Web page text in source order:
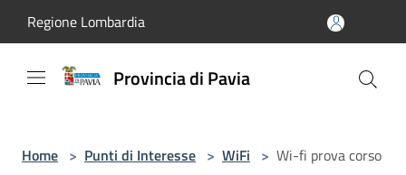
Regione Lombardia
Provincia di Pavia
Home > Punti di Interesse > WiFi > Wi-fi prova corso